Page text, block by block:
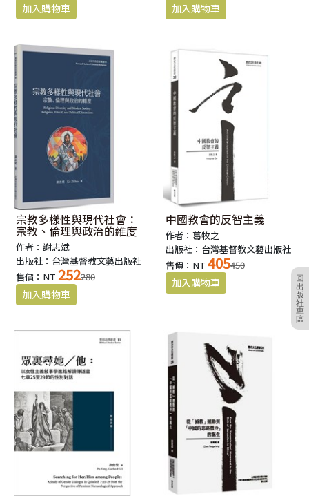
回
出
版
社
專
區
宗教多樣性與現代社會：
宗教、倫理與政治的維度
作者：謝志斌
出版社：台灣基督教文藝出版社
售價：NT 252280
中國教會的反智主義
作者：葛牧之
出版社：台灣基督教文藝出版社
售價：NT 405450